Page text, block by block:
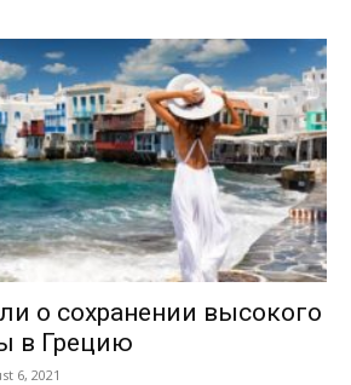
о сохранении высокого
в Грецию
6, 2021